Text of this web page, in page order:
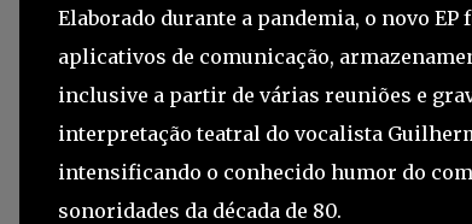
Elaborado durante a pandemia, o novo
aplicativos de comunicação,
inclusive a partir de várias reuniões e
interpretação teatral do vocalista
intensificando o conhecido humor do
sonoridades da década de 80.